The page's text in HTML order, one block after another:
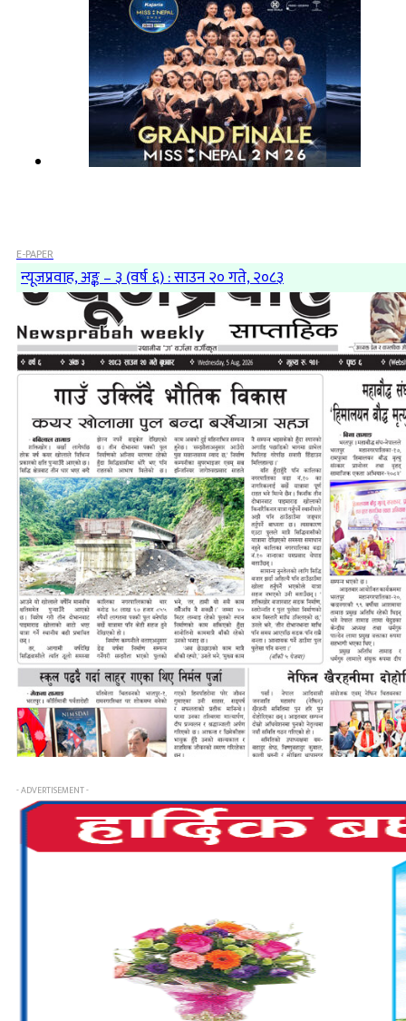
E-PAPER
न्यूजप्रवाह, अङ्क – ३ (वर्ष ६) : साउन २० गते, २०८३
- ADVERTISEMENT -